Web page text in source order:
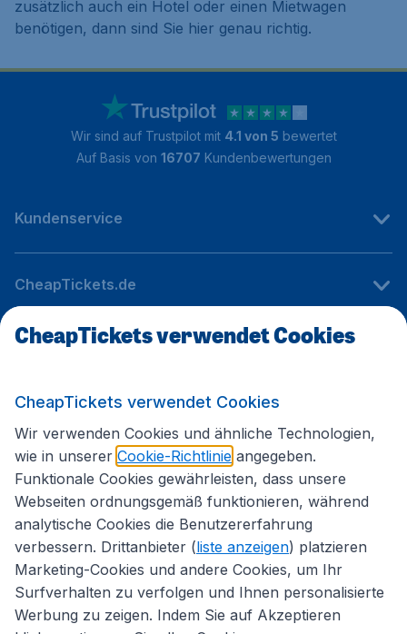
zusätzlich auch ein Hotel oder einen Mietwagen
benötigen, dann sind Sie hier genau richtig.
Wir sind auf Trustpilot mit 4.1 von 5 bewertet
Auf Basis von 16707 Kundenbewertungen
Kundenservice
CheapTickets.de
Internationale Webseiten
Folgen Sie uns:
CheapTickets verwendet Cookies
CheapTickets verwendet Cookies
Wir verwenden Cookies und ähnliche Technologien,
wie in unserer Cookie-Richtlinie angegeben.
Funktionale Cookies gewährleisten, dass unsere
Webseiten ordnungsgemäß funktionieren, während
analytische Cookies die Benutzererfahrung
verbessern. Drittanbieter (liste anzeigen) platzieren
Marketing-Cookies und andere Cookies, um Ihr
Surfverhalten zu verfolgen und Ihnen personalisierte
Werbung zu zeigen. Indem Sie auf Akzeptieren